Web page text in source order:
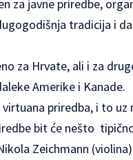
za javne priredbe,
tradicija i
za Hrvate, ali i za
Amerike i Kanade.
priredba, i to
bit će nešto
Zeichmann